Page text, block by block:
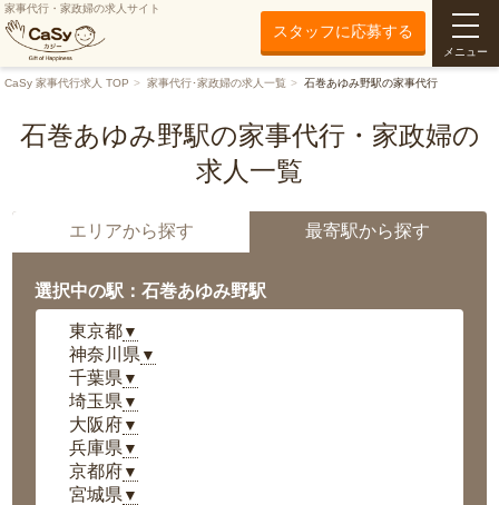
家事代行・家政婦の求人サイト
スタッフに応募する
メニュー
CaSy 家事代行求人 TOP 家事代行･家政婦の求人一覧 石巻あゆみ野駅の家事代行
石巻あゆみ野駅の家事代行・家政婦の
求人一覧
エリアから探す 最寄駅から探す
選択中の駅：石巻あゆみ野駅
東京都▼
神奈川県 ▼
千葉県 ▼
埼玉県 ▼
大阪府▼
兵庫県 ▼
京都府▼
宮城県 ▼